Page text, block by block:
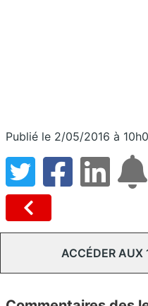
Publié le 2/05/2016 à
ACCÉDER AUX